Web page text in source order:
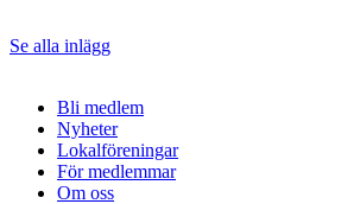
Se alla inlägg
Bli medlem
Nyheter
Lokalföreningar
För medlemmar
Om oss